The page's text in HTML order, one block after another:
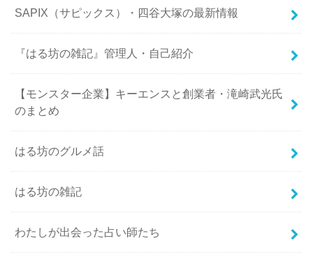
SAPIX（サピックス）・四谷大塚の最新情報
『はる坊の雑記』管理人・自己紹介
【モンスター企業】キーエンスと創業者・滝崎武光氏
のまとめ
はる坊のグルメ話
はる坊の雑記
わたしが出会った占い師たち